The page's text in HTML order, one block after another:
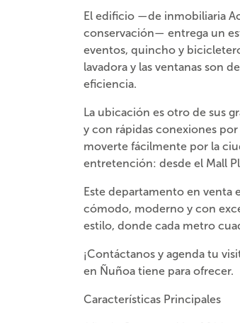
El edificio —de inmobiliaria
conservación— entrega un
eventos, quincho y
lavadora y las ventanas son
eficiencia.
La ubicación es otro de sus
y con rápidas conexiones
moverte fácilmente por la
entretención: desde el Mall
Este departamento en venta
cómodo, moderno y con
estilo, donde cada metro
¡Contáctanos y agenda tu
en Ñuñoa tiene para ofrecer.
Características Principales